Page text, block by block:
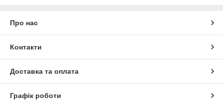
Про нас
Контакти
Доставка та оплата
Графік роботи